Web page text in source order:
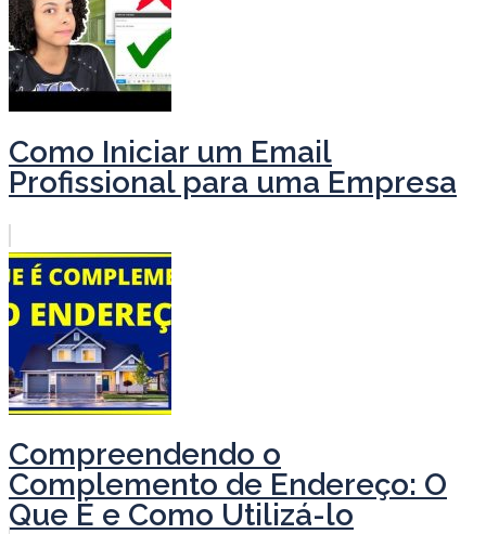
Como Iniciar um Email
Profissional para uma Empresa
Compreendendo o
Complemento de Endereço: O
Que É e Como Utilizá-lo